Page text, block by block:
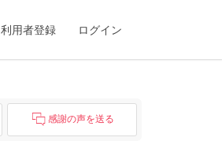
利用者登録 ログイン
感謝の声を送る